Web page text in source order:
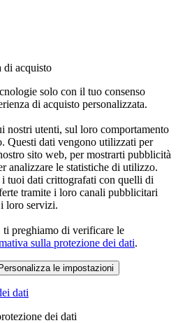
di acquisto
solo con il tuo consenso
di acquisto personalizzata.
nostri utenti, sul loro comportamento
Questi dati vengono utilizzati per
sito web, per mostrarti pubblicità
analizzare le statistiche di utilizzo.
tuoi dati crittografati con quelli di
tramite i loro canali pubblicitari
loro servizi.
ti preghiamo di verificare le
sulla protezione dei dati.
le impostazioni
dati
dei dati